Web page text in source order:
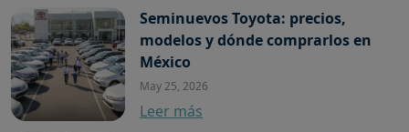
Seminuevos Toyota: precios,
modelos y dónde comprarlos en
México
May 25, 2026
Leer más